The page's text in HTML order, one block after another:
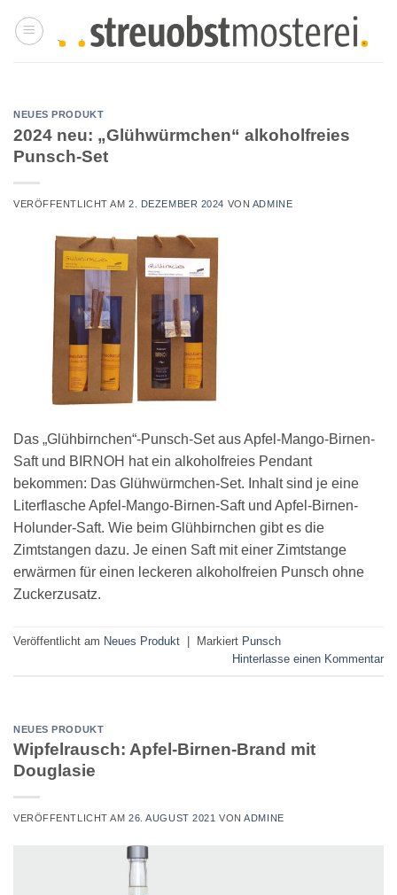
Inhalt
NEUES PRODUKT
2024 neu: „Glühwürmchen“ alkoholfreies
Punsch-Set
VERÖFFENTLICHT AM2. DEZEMBER 2024 VON ADMINE
Das „Glühbirnchen“-Punsch-Set aus Apfel-Mango-Birnen-
Saft und BIRNOH hat ein alkoholfreies Pendant
bekommen: Das Glühwürmchen-Set. Inhalt sind je eine
Literflasche Apfel-Mango-Birnen-Saft und Apfel-Birnen-
Holunder-Saft. Wie beim Glühbirnchen gibt es die
Zimtstangen dazu. Je einen Saft mit einer Zimtstange
erwärmen für einen leckeren alkoholfreien Punsch ohne
Zuckerzusatz.
Veröffentlicht am Neues Produkt Markiert Punsch
Hinterlasse einen Kommentar
NEUES PRODUKT
Wipfelrausch: Apfel-Birnen-Brand mit
Douglasie
VERÖFFENTLICHT AM26. AUGUST 2021 VONADMINE